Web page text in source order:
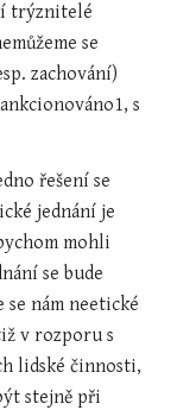
trýznitelé
se
zachování)
s
řešení se
jednání je
mohli
se bude
nám neetické
v rozporu s
lidské činnosti,
stejně při